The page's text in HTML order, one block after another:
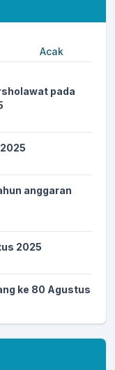
Acak
pada
anggaran
2025
ke 80 Agustus